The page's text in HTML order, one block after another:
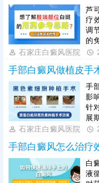
治
议
向
经
深
件
意
芦
疗
调
的
助
域
为
尼
综
色
型
足
否
石家庄白癜风医院
手部白癜风做植皮手
手
影
针
展
术
关
操
准
后
石家庄白癜风医院
手部白癜风怎么治疗
白
液